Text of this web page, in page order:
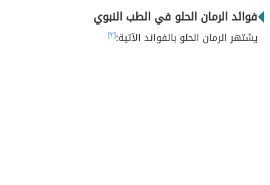
فوائد الرمان الحلو في الطب النبوي
يشتهر الرمان الحلو بالفوائد الآتية:[٣]